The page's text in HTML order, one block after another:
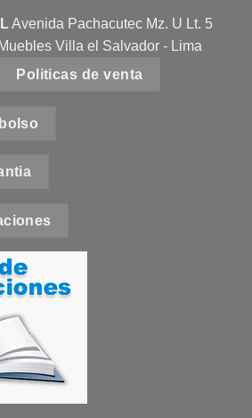
Avenida Pachacutec Mz. U Lt. 5
Villa el Salvador - Lima
Politicas de venta